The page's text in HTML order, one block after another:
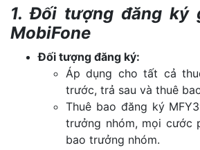
1. Đối tượng đăng ký
MobiFone
Đối tượng đăng ký:
Áp dụng cho tất cả
trước, trả sau và thuê
Thuê bao đăng ký
trưởng nhóm, mọi cước
bao trưởng nhóm.